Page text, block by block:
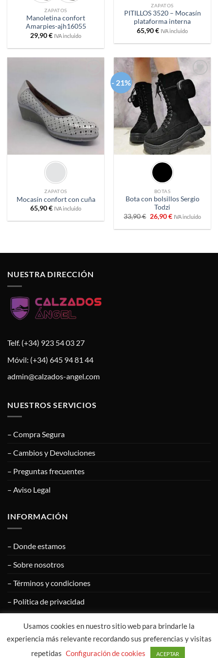
ZAPATOS
Manoletina confort
Amarpies-ajh16055
29,90€ IVA incluido
ZAPATOS
PITILLOS 3520 – Mocasín
plataforma interna
65,90€ IVA incluido
ZAPATOS
Mocasín confort con cuña
65,90€ IVA incluido
- 21%
Añadir
a
deseos
BOTAS
Bota con bolsillos Sergio
Todzi
33,90€ El
precio
original
26,90€El
actual
IVA incluido
NUESTRA DIRECCIÓN
Telf. (+34) 923 54 03 27
Móvil: (+34) 645 94 81 44
admin@calzados-angel.com
NUESTROS SERVICIOS
– Compra Segura
– Cambios y Devoluciones
– Preguntas frecuentes
– Aviso Legal
INFORMACIÓN
– Donde estamos
– Sobre nosotros
– Términos y condiciones
– Política de privacidad
Visa PayPal MasterCardGoogle
Pay
Apple
Pay
Usamos cookies en nuestro sitio web para brindarle la
experiencia más relevante recordando sus preferencias y visitas
repetidas Configuración de cookies ACEPTAR